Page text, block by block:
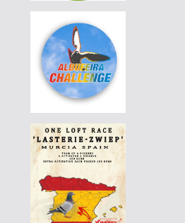
PT-4420411-24|170 EUR
AVELAR & AVELAR